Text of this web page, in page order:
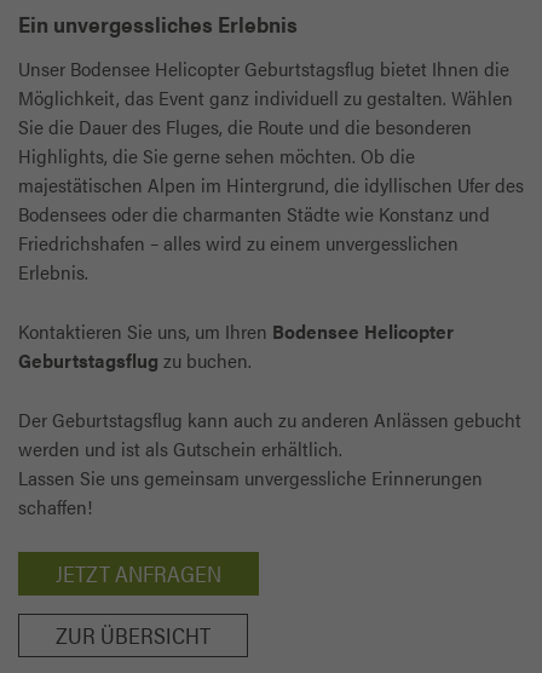
Ein unvergessliches Erlebnis
Unser Bodensee Helicopter Geburtstagsflug bietet Ihnen die
Möglichkeit, das Event ganz individuell zu gestalten. Wählen
Sie die Dauer des Fluges, die Route und die besonderen
Highlights, die Sie gerne sehen möchten. Ob die
majestätischen Alpen im Hintergrund, die idyllischen Ufer des
Bodensees oder die charmanten Städte wie Konstanz und
Friedrichshafen – alles wird zu einem unvergesslichen
Erlebnis.
Kontaktieren Sie uns, um Ihren Bodensee Helicopter
Geburtstagsflug zu buchen.
Der Geburtstagsflug kann auch zu anderen Anlässen gebucht
werden und ist als Gutschein erhältlich.
Lassen Sie uns gemeinsam unvergessliche Erinnerungen
schaffen!
JETZT ANFRAGEN
ZUR ÜBERSICHT